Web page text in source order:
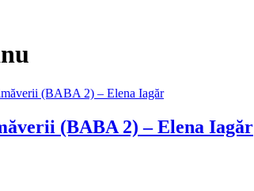
(BABA 2) – Elena Iagăr